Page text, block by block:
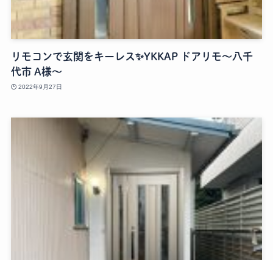
リモコンで玄関をキーレス✨YKKAP ドアリモ～八千
代市 A様～
2022年9月27日